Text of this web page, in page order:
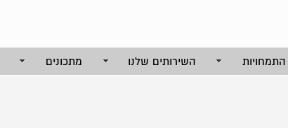
התמחויות השירותים שלנו מתכונים